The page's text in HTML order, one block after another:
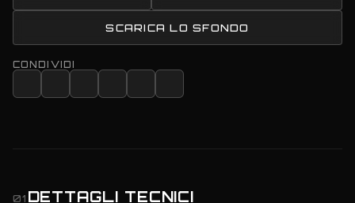
SCARICA LO SFONDO
CONDIVIDI
01 DETTAGLI TECNICI